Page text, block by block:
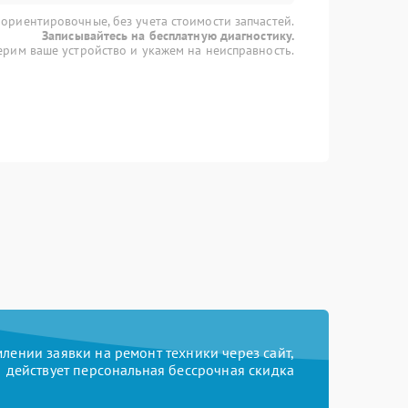
без учета стоимости запчастей.
Записывайтесь на бесплатную диагностику.
ваше устройство и укажем на неисправность.
заявки на ремонт техники через сайт,
действует персональная бессрочная скидка